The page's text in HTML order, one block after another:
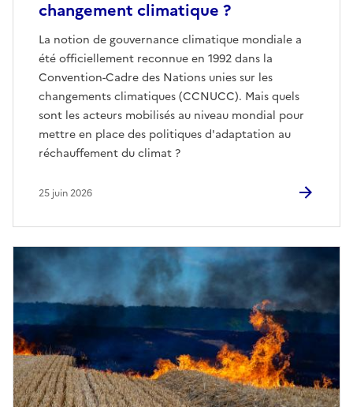
changement climatique ?
La notion de gouvernance climatique mondiale a
été officiellement reconnue en 1992 dans la
Convention-Cadre des Nations unies sur les
changements climatiques (CCNUCC). Mais quels
sont les acteurs mobilisés au niveau mondial pour
mettre en place des politiques d'adaptation au
réchauffement du climat ?
25 juin 2026